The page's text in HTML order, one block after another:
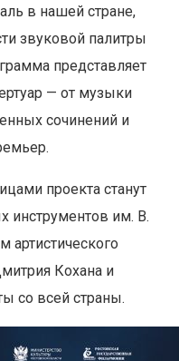
в нашей стране,
звуковой палитры
представляет
— от музыки
сочинений и
проекта станут
инструментов им. В.
артистического
Кохана и
со всей страны.